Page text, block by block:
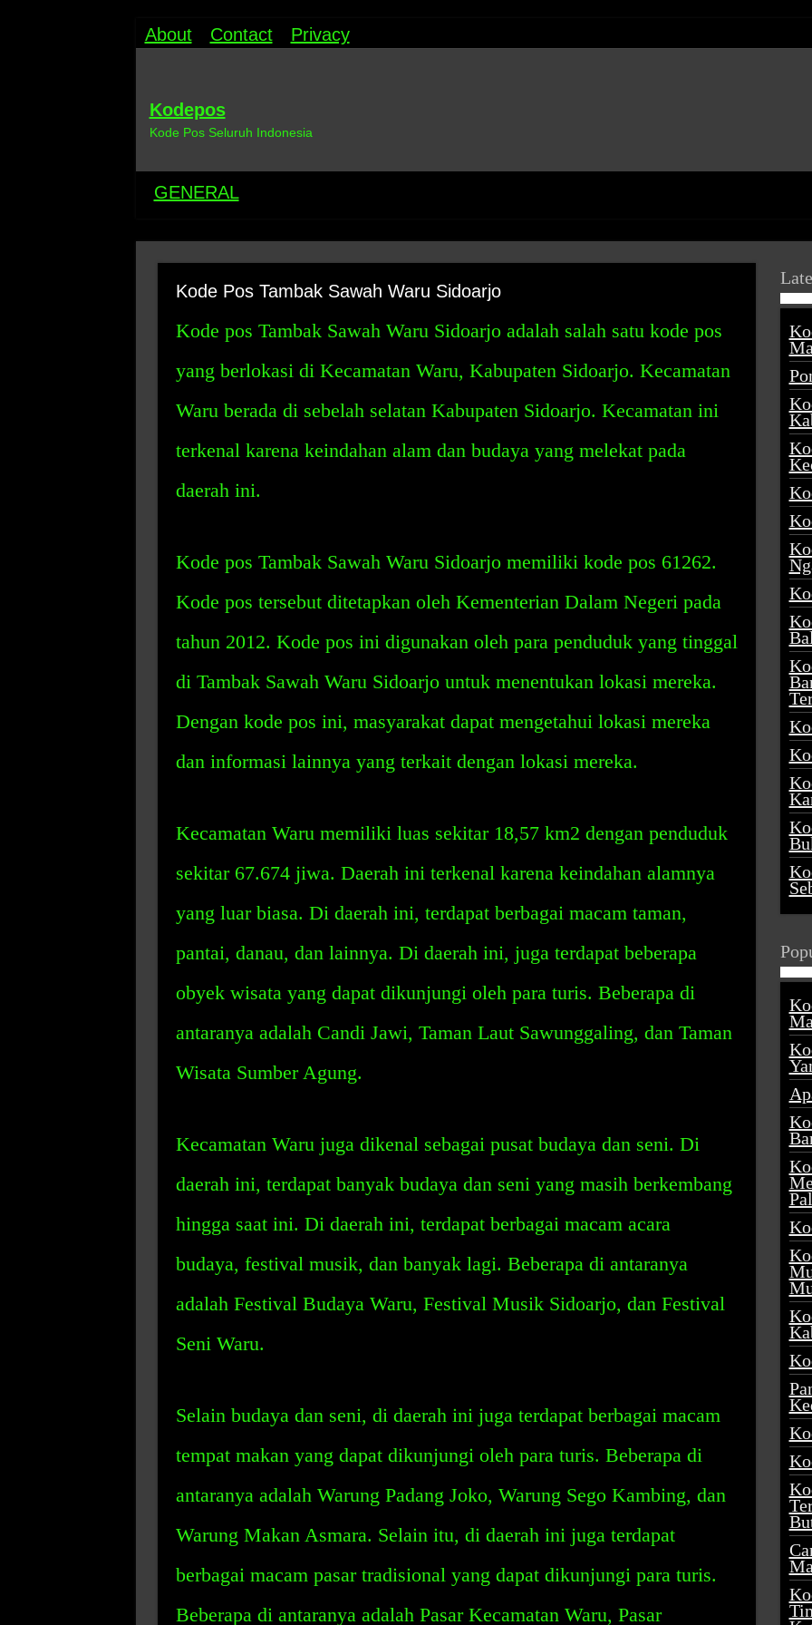
About Contact Privacy
Kodepos
Kode Pos Seluruh Indonesia
GENERAL
Kode Pos Tambak Sawah Waru Sidoarjo
Kode pos Tambak Sawah Waru Sidoarjo adalah salah satu kode pos
yang berlokasi di Kecamatan Waru, Kabupaten Sidoarjo. Kecamatan
Waru berada di sebelah selatan Kabupaten Sidoarjo. Kecamatan ini
terkenal karena keindahan alam dan budaya yang melekat pada
daerah ini.
Kode pos Tambak Sawah Waru Sidoarjo memiliki kode pos 61262.
Kode pos tersebut ditetapkan oleh Kementerian Dalam Negeri pada
tahun 2012. Kode pos ini digunakan oleh para penduduk yang tinggal
di Tambak Sawah Waru Sidoarjo untuk menentukan lokasi mereka.
Dengan kode pos ini, masyarakat dapat mengetahui lokasi mereka
dan informasi lainnya yang terkait dengan lokasi mereka.
Kecamatan Waru memiliki luas sekitar 18,57 km2 dengan penduduk
sekitar 67.674 jiwa. Daerah ini terkenal karena keindahan alamnya
yang luar biasa. Di daerah ini, terdapat berbagai macam taman,
pantai, danau, dan lainnya. Di daerah ini, juga terdapat beberapa
obyek wisata yang dapat dikunjungi oleh para turis. Beberapa di
antaranya adalah Candi Jawi, Taman Laut Sawunggaling, dan Taman
Wisata Sumber Agung.
Kecamatan Waru juga dikenal sebagai pusat budaya dan seni. Di
daerah ini, terdapat banyak budaya dan seni yang masih berkembang
hingga saat ini. Di daerah ini, terdapat berbagai macam acara
budaya, festival musik, dan banyak lagi. Beberapa di antaranya
adalah Festival Budaya Waru, Festival Musik Sidoarjo, dan Festival
Seni Waru.
Selain budaya dan seni, di daerah ini juga terdapat berbagai macam
tempat makan yang dapat dikunjungi oleh para turis. Beberapa di
antaranya adalah Warung Padang Joko, Warung Sego Kambing, dan
Warung Makan Asmara. Selain itu, di daerah ini juga terdapat
berbagai macam pasar tradisional yang dapat dikunjungi para turis.
Beberapa di antaranya adalah Pasar Kecamatan Waru, Pasar